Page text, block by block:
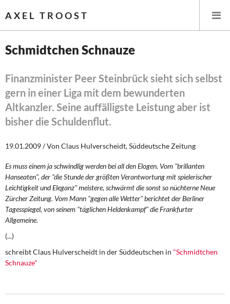
AXEL TROOST
Themen
Leitlinien linker Wirtschafts- und Finanzpolitik
Wirtschaftspolitik
Steuer- und Finanzpolitik
Öffentliche Infrastruktur und Daseinsvorsorge
Eurokrise und Griechenland
Weitere Themen
Schmidtchen Schnauze
Finanzminister Peer Steinbrück sieht sich selbst
gern in einer Liga mit dem bewunderten
Altkanzler. Seine auffälligste Leistung aber ist
bisher die Schuldenflut.
19.01.2009 / Von Claus Hulverscheidt, Süddeutsche Zeitung
Es muss einem ja schwindlig werden bei all den Elogen. Vom "brillanten
Hanseaten", der "die Stunde der größten Verantwortung mit spielerischer
Leichtigkeit und Eleganz" meistere, schwärmt die sonst so nüchterne Neue
Zürcher Zeitung. Vom Mann "gegen alle Wetter" berichtet der Berliner
Tagesspiegel, von seinem "täglichen Heldenkampf" die Frankfurter
Allgemeine.
(...)
schreibt Claus Hulverscheidt in der Süddeutschen in "Schmidtchen
Schnauze"